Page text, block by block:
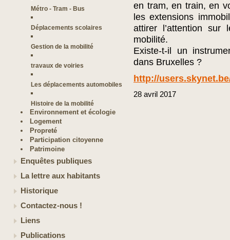
Métro - Tram - Bus
Déplacements scolaires
Gestion de la mobilité
travaux de voiries
Les déplacements automobiles
Histoire de la mobilité
Environnement et écologie
Logement
Propreté
Participation citoyenne
Patrimoine
Enquêtes publiques
La lettre aux habitants
Historique
Contactez-nous !
Liens
Publications
en tram, en train, en
les extensions
attirer l’attention sur
mobilité.
Existe-t-il un
dans Bruxelles ?
http://
28 avril 2017